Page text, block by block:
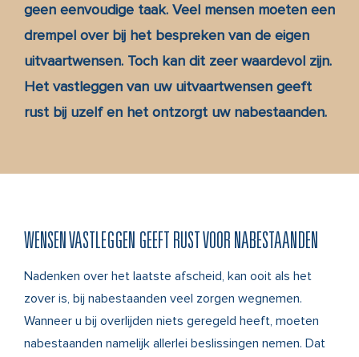
Memoria
geen eenvoudige taak. Veel mensen moeten een
drempel over bij het bespreken van de eigen
uitvaartwensen. Toch kan dit zeer waardevol zijn.
Het vastleggen van uw uitvaartwensen geeft
rust bij uzelf en het ontzorgt uw nabestaanden.
WENSEN VASTLEGGEN GEEFT RUST VOOR NABESTAANDEN
Nadenken over het laatste afscheid, kan ooit als het
zover is, bij nabestaanden veel zorgen wegnemen.
Wanneer u bij overlijden niets geregeld heeft, moeten
nabestaanden namelijk allerlei beslissingen nemen. Dat